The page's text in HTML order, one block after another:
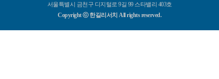
서울특별시 금천구 디지털로 9길 99 스타밸리 403호
Copyright ⓒ 한길리서치 All rights reserved.